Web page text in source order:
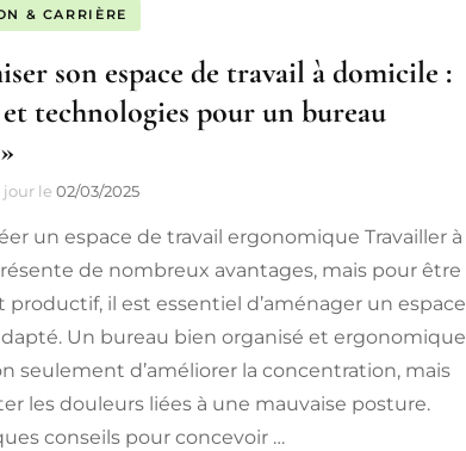
& CARRIÈRE
son espace de travail à domicile :
technologies pour un bureau
jour le 02/03/2025
un espace de travail ergonomique Travailler à
de nombreux avantages, mais pour être
productif, il est essentiel d’aménager un espace
Un bureau bien organisé et ergonomique
seulement d’améliorer la concentration, mais
les douleurs liées à une mauvaise posture.
conseils pour concevoir …